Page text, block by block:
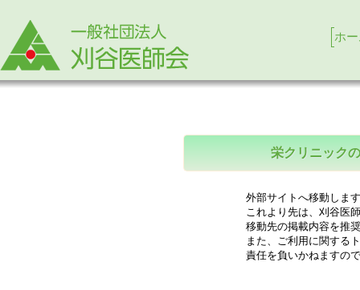
ホ
栄クリニック
外部サイトへ移動しま
これより先は、刈谷医
移動先の掲載内容を推
また、ご利用に関する
責任を負いかねますの